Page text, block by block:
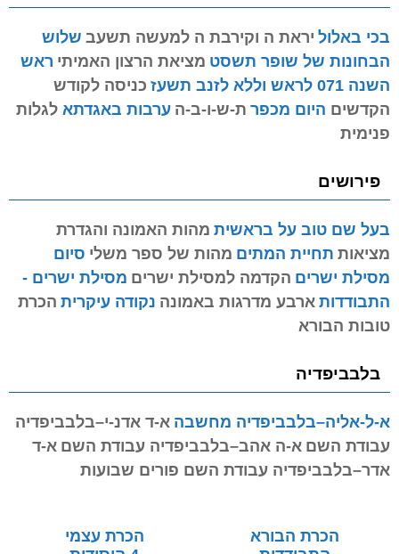
בכי באלול יראת ה וקירבת ה למעשה תשעב שלוש
הבחונות של שופר תשסט מציאת הרצון האמיתי ראש
השנה 071 לראש וללא לזנב תשעז
כניסה לקודש
הקדשים היום מכפר ת-ש-ו-ב-ה ערבות באגדתא לגלות
פנימית
פירושים
בעל שם טוב על בראשית מהות האמונה והגדרת
מציאות תחיית המתים מהות של ספר משלי סיום
מסילת ישרים הקדמה למסילת ישרים מסילת ישרים -
התבודדות ארבע מדרגות באמונה נקודה עיקרית הכרת
טובות הבורא
בלבביפדיה
א-ל-אליה–בלבביפדיה מחשבה א-ד אדנ-י–בלבביפדיה
עבודת השם א-ה אהב–בלבביפדיה עבודת השם א-ד
אדר–בלבביפדיה עבודת השם פורים שבועות
הכרת הבורא
הכרת עצמי